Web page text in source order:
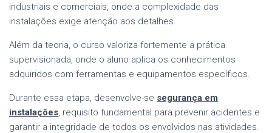
industriais e comerciais, onde a complexidade das
instalações exige atenção aos detalhes.
Além da teoria, o curso valoriza fortemente a prática
supervisionada, onde o aluno aplica os conhecimentos
adquiridos com ferramentas e equipamentos específicos.
Durante essa etapa, desenvolve-se segurança em
instalações, requisito fundamental para prevenir acidentes e
garantir a integridade de todos os envolvidos nas atividades.